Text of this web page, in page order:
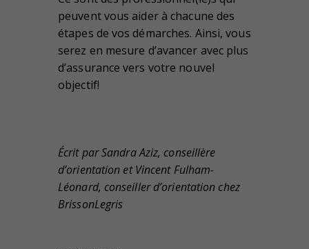
peuvent vous aider à chacune des
étapes de vos démarches. Ainsi, vous
serez en mesure d’avancer avec plus
d’assurance vers votre nouvel
objectif!
Écrit par Sandra Aziz, conseillère
d’orientation et Vincent Fulham-
Léonard, conseiller d’orientation chez
BrissonLegris